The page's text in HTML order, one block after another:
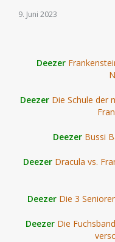
9. Juni 2023
Deezer
Deezer Die Schule der
Deezer Bussi
Deezer Dracula vs.
Deezer Die 3
Deezer Die